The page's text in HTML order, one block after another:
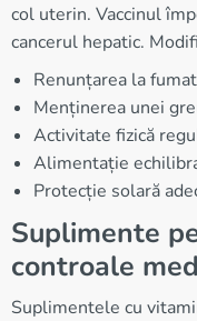
col uterin. Vaccinul
cancerul hepatic.
Renunțarea la
Menținerea unei
Activitate fizică
Alimentație
Protecție solară
Suplimente
controale
Suplimentele cu